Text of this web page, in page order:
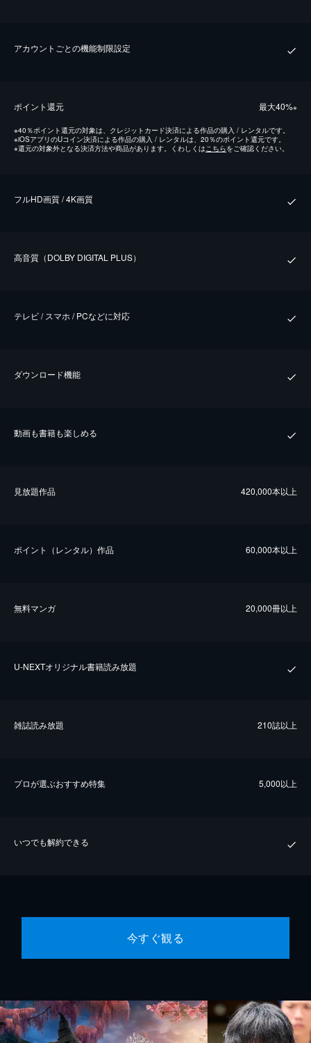
アカウントごとの機能制限設定
ポイント還元 最⼤40%※
※40％ポイント還元の対象は、クレジットカード決済による作品の購入 / レンタルです。
※iOSアプリのUコイン決済による作品の購入 / レンタルは、20％のポイント還元です。
※還元の対象外となる決済方法や商品があります。くわしくはこちらをご確認ください。
フルHD画質 / 4K画質
⾼⾳質（DOLBY DIGITAL PLUS）
テレビ / スマホ / PCなどに対応
ダウンロード機能
動画も書籍も楽しめる
⾒放題作品 420,000本以上
ポイント（レンタル）作品 60,000本以上
無料マンガ 20,000冊以上
U-NEXTオリジナル書籍読み放題
雑誌読み放題 210誌以上
プロが選ぶおすすめ特集 5,000以上
いつでも解約できる
今すぐ観る